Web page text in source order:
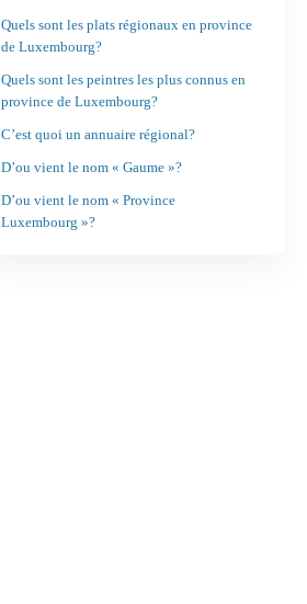
Quels sont les plats régionaux en province
de Luxembourg?
Quels sont les peintres les plus connus en
province de Luxembourg?
C’est quoi un annuaire régional?
D’ou vient le nom « Gaume »?
D’ou vient le nom « Province
Luxembourg »?